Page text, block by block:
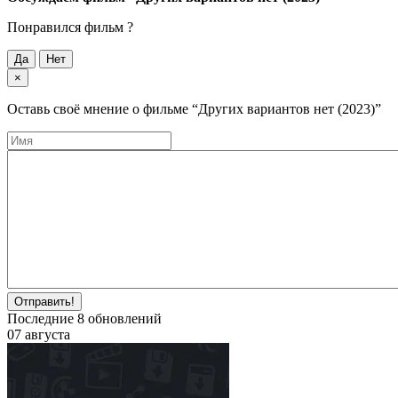
Понравился фильм ?
Да
Нет
×
Оставь своё мнение о фильме “Других вариантов нет (2023)”
Отправить!
Последние 8 обновлений
07 августа